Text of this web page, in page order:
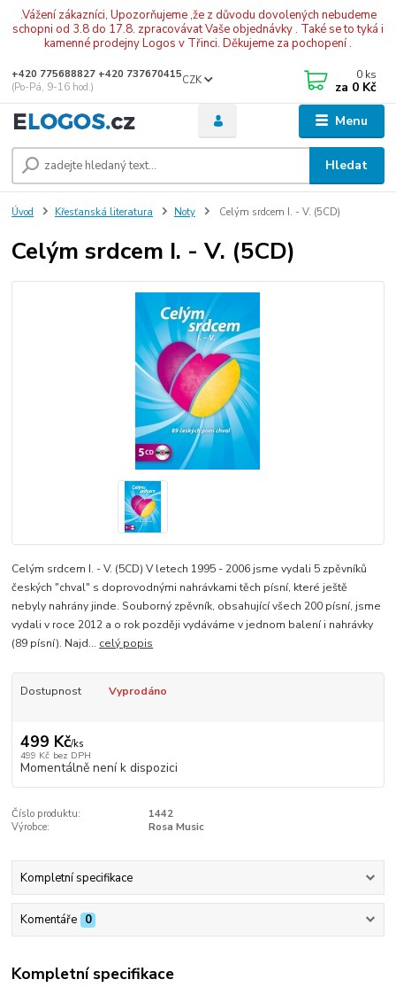
.Vážení zákazníci, Upozorňujeme ,že z důvodu dovolených nebudeme
schopni od 3.8 do 17.8. zpracovávat Vaše objednávky . Také se to tyká i
kamenné prodejny Logos v Třinci. Děkujeme za pochopení .
Menu
CZK
Hledat
+420 775688827 +420 737670415
(Po-Pá, 9-16 hod.)
0 ks
za 0 Kč
Úvod Křesťanská literatura Noty Celým srdcem I. - V. (5CD)
Celým srdcem I. - V. (5CD)
Celým srdcem I. - V. (5CD) V letech 1995 - 2006 jsme vydali 5 zpěvníků
českých "chval" s doprovodnými nahrávkami těch písní, které ještě
nebyly nahrány jinde. Souborný zpěvník, obsahující všech 200 písní, jsme
vydali v roce 2012 a o rok později vydáváme v jednom balení i nahrávky
(89 písní). Najd... celý popis
Dostupnost Vyprodáno
499 Kč/ks
499 Kč bez DPH
Momentálně není k dispozici
Číslo produktu:
1442
Výrobce:
Rosa Music
Kompletní specifikace
Komentáře 0
Kompletní specifikace